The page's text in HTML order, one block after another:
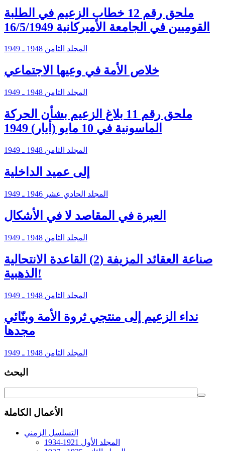
ملحق رقم 12 خطاب الزعيم في الطلبة
القوميين في الجامعة الأميركانية 16/5/1949
المجلد الثامن 1948 ـ 1949
خلاص الأمة في وعيها الاجتماعي
المجلد الثامن 1948 ـ 1949
ملحق رقم 11 بلاغ الزعيم بشأن الحركة
الماسونية في 10 مايو (أيار) 1949
المجلد الثامن 1948 ـ 1949
إلى عميد الداخلية
المجلد الحادي عشر 1946 ـ 1949
العبرة في المقاصد لا في الأشكال
المجلد الثامن 1948 ـ 1949
صناعة العقائد المزيفة (2) القاعدة الانتحالية
الذهبية!
المجلد الثامن 1948 ـ 1949
نداء الزعيم إلى منتجي ثروة الأمة وبنّائي
مجدها
المجلد الثامن 1948 ـ 1949
البحث
الأعمال الكاملة
التسلسل الزمني
المجلد الأول 1921-1934